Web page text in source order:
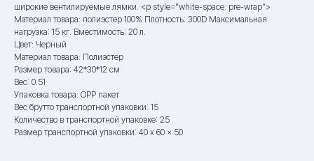
широкие вентилируемые лямки. <p style="white-space: pre-wrap">
Материал товара: полиэстер 100% Плотность: 300D Максимальная
нагрузка: 15 кг. Вместимость: 20 л.
Цвет: Черный
Материал товара: Полиэстер
Размер товара: 42*30*12 см
Вес: 0.51
Упаковка товара: OPP пакет
Вес брутто транспортной упаковки: 15
Количество в транспортной упаковке: 25
Размер транспортной упаковки: 40 x 60 x 50